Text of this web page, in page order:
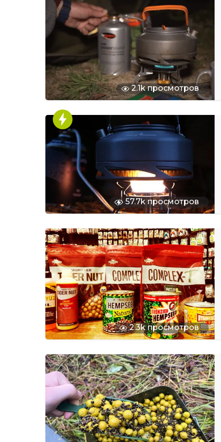
2.1k просмотров
57.7k просмотров
2.3k просмотров